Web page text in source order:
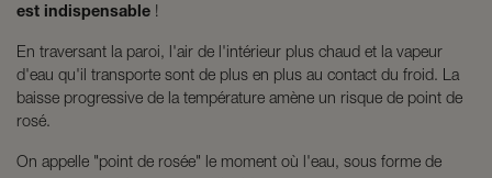
est indispensable !
En traversant la paroi, l'air de l'intérieur plus chaud et la vapeur
d'eau qu'il transporte sont de plus en plus au contact du froid. La
baisse progressive de la température amène un risque de point de
rosé.
On appelle "point de rosée" le moment où l'eau, sous forme de